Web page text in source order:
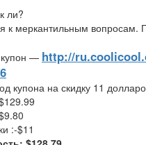
ли?
к меркантильным вопросам.
купон — http://
купона на скидку 11
:-$11